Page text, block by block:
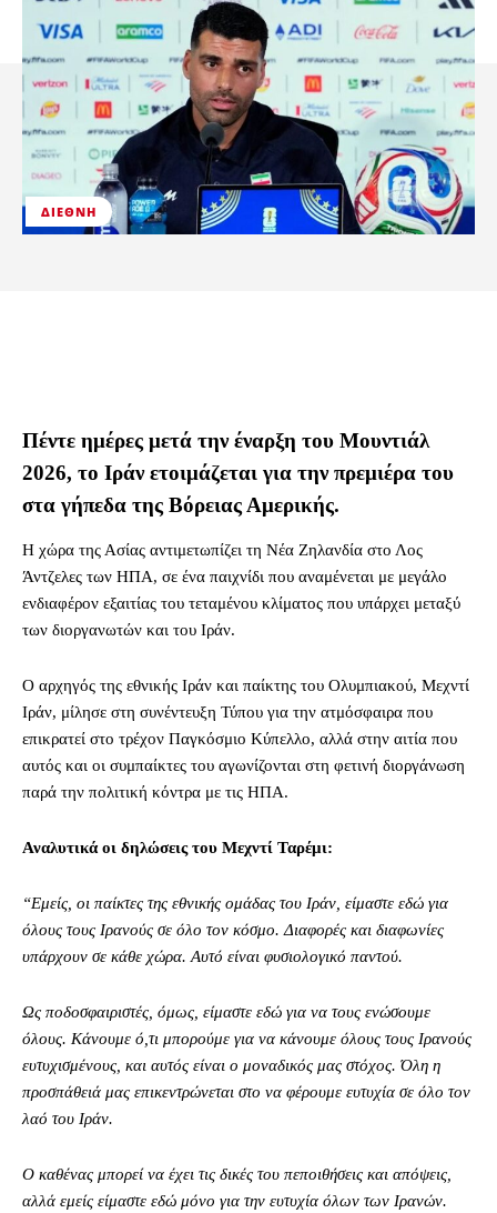
ΔΙΕΘΝΉ
Πέντε ημέρες μετά την έναρξη του Μουντιάλ
2026, το Ιράν ετοιμάζεται για την πρεμιέρα του
στα γήπεδα της Βόρειας Αμερικής.
Η χώρα της Ασίας αντιμετωπίζει τη Νέα Ζηλανδία στο Λος
Άντζελες των ΗΠΑ, σε ένα παιχνίδι που αναμένεται με μεγάλο
ενδιαφέρον εξαιτίας του τεταμένου κλίματος που υπάρχει μεταξύ
των διοργανωτών και του Ιράν.
Ο αρχηγός της εθνικής Ιράν και παίκτης του Ολυμπιακού, Μεχντί
Ιράν, μίλησε στη συνέντευξη Τύπου για την ατμόσφαιρα που
επικρατεί στο τρέχον Παγκόσμιο Κύπελλο, αλλά στην αιτία που
αυτός και οι συμπαίκτες του αγωνίζονται στη φετινή διοργάνωση
παρά την πολιτική κόντρα με τις ΗΠΑ.
Αναλυτικά οι δηλώσεις του Μεχντί Ταρέμι:
“Εμείς, οι παίκτες της εθνικής ομάδας του Ιράν, είμαστε εδώ για
όλους τους Ιρανούς σε όλο τον κόσμο. Διαφορές και διαφωνίες
υπάρχουν σε κάθε χώρα. Αυτό είναι φυσιολογικό παντού.
Ως ποδοσφαιριστές, όμως, είμαστε εδώ για να τους ενώσουμε
όλους. Κάνουμε ό,τι μπορούμε για να κάνουμε όλους τους Ιρανούς
ευτυχισμένους, και αυτός είναι ο μοναδικός μας στόχος. Όλη η
προσπάθειά μας επικεντρώνεται στο να φέρουμε ευτυχία σε όλο τον
λαό του Ιράν.
Ο καθένας μπορεί να έχει τις δικές του πεποιθήσεις και απόψεις,
αλλά εμείς είμαστε εδώ μόνο για την ευτυχία όλων των Ιρανών.